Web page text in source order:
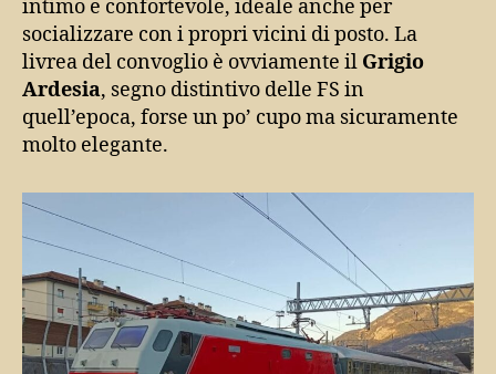
intimo e confortevole, ideale anche per
socializzare con i propri vicini di posto. La
livrea del convoglio è ovviamente il Grigio
Ardesia, segno distintivo delle FS in
quell’epoca, forse un po’ cupo ma sicuramente
molto elegante.